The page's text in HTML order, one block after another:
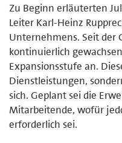
Zu Beginn erläuterten
Leiter Karl-Heinz
Unternehmens. Seit der
kontinuierlich
Expansionsstufe an.
Dienstleistungen,
sich. Geplant sei die
Mitarbeitende, wofür
erforderlich sei.